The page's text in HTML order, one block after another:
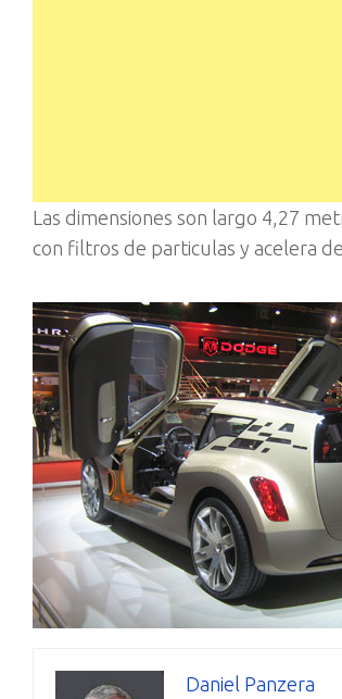
Las dimensiones son largo 4,27
con filtros de particulas y acelera
Daniel Panzera